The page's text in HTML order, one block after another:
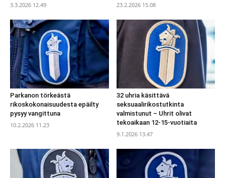
3.3.2026 12.49
23.2.2026 15.08
Parkanon törkeästä
rikoskokonaisuudesta epäilty
pysyy vangittuna
10.2.2026 11.23
32 uhria käsittävä
seksuaalirikostutkinta
valmistunut – Uhrit olivat
tekoaikaan 12-15-vuotiaita
9.1.2026 13.47